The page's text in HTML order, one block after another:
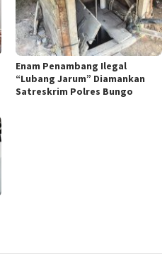
Enam Penambang Ilegal
“Lubang Jarum” Diamankan
Satreskrim Polres Bungo